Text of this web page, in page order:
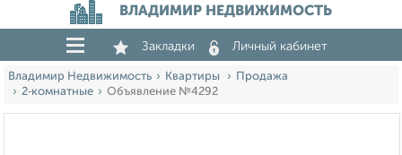
ВЛАДИМИР НЕДВИЖИМОСТЬ
Закладки Личный кабинет
Владимир Недвижимость Квартиры
Продажа
2‑комнатные
Объявление №4292